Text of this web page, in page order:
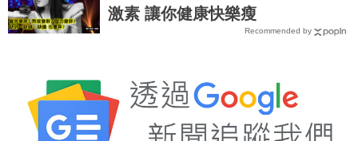
激素 讓你健康快樂瘦
Recommended by